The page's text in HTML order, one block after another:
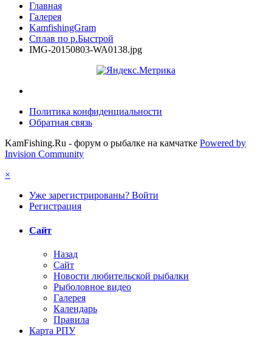
Главная
Галерея
KamfishingGram
Сплав по р.Быстрой
IMG-20150803-WA0138.jpg
Политика конфиденциальности
Обратная связь
KamFishing.Ru - форум о рыбалке на камчатке Powered by
Invision Community
×
Уже зарегистрированы? Войти
Регистрация
Сайт
Назад
Сайт
Новости любительской рыбалки
Рыболовное видео
Галерея
Календарь
Правила
Карта РПУ